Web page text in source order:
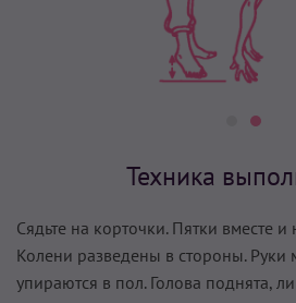
Техника
Сядьте на корточки. Пятки вместе и
Колени разведены в стороны. Руки
упираются в пол. Голова поднята,